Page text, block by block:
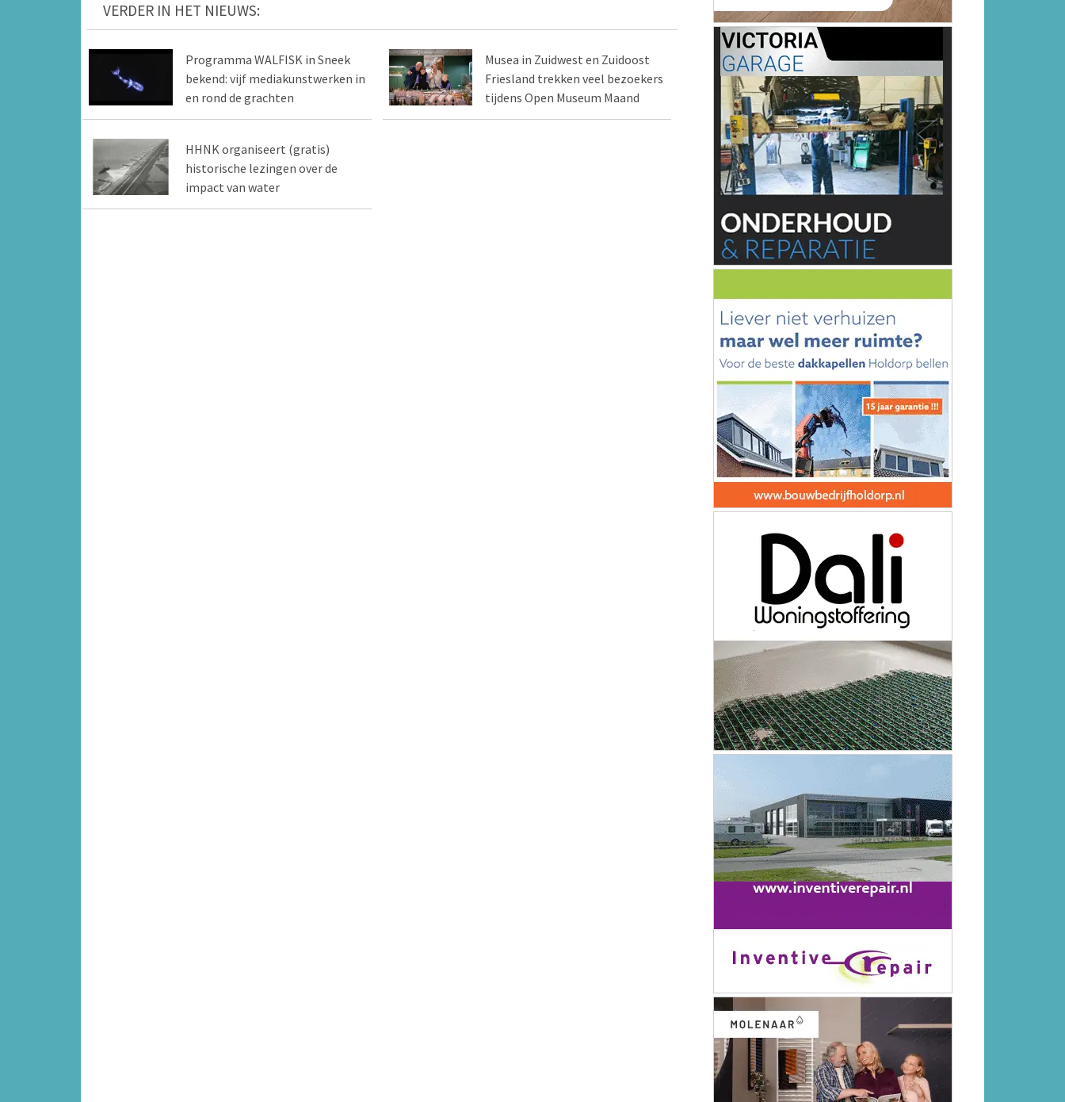
VERDER IN HET NIEUWS:
Programma WALFISK in Sneek
bekend: vijf mediakunstwerken in
en rond de grachten
Musea in Zuidwest en Zuidoost
Friesland trekken veel bezoekers
tijdens Open Museum Maand
HHNK organiseert (gratis)
historische lezingen over de
impact van water